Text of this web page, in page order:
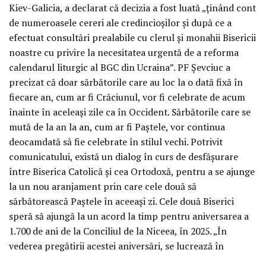
Kiev-Galicia, a declarat că decizia a fost luată „ținând cont
de numeroasele cereri ale credincioșilor și după ce a
efectuat consultări prealabile cu clerul și monahii Bisericii
noastre cu privire la necesitatea urgentă de a reforma
calendarul liturgic al BGC din Ucraina”. PF Șevciuc a
precizat că doar sărbătorile care au loc la o dată fixă în
fiecare an, cum ar fi Crăciunul, vor fi celebrate de acum
înainte în aceleași zile ca în Occident. Sărbătorile care se
mută de la an la an, cum ar fi Paștele, vor continua
deocamdată să fie celebrate în stilul vechi. Potrivit
comunicatului, există un dialog în curs de desfășurare
între Biserica Catolică și cea Ortodoxă, pentru a se ajunge
la un nou aranjament prin care cele două să
sărbătorească Paștele în aceeași zi. Cele două Biserici
speră să ajungă la un acord la timp pentru aniversarea a
1.700 de ani de la Conciliul de la Niceea, în 2025. „În
vederea pregătirii acestei aniversări, se lucrează în